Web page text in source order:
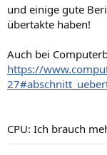
und einige gute
übertakte haben!
Auch bei
https://
CPU: Ich brauch